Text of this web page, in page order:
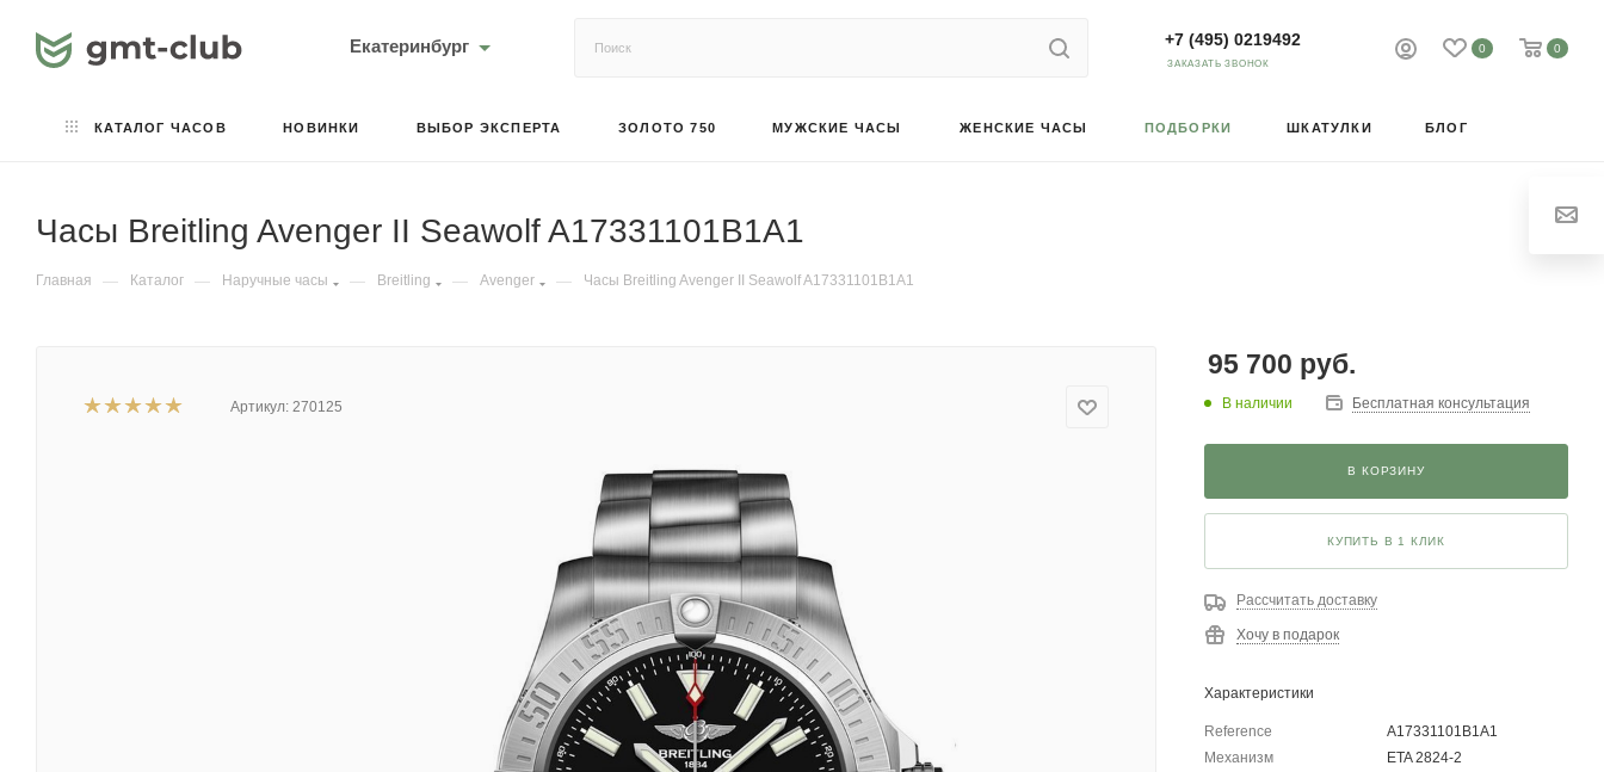
Екатеринбург 0 0
+7 (495) 0219492
ЗАКАЗАТЬ ЗВОНОК
КАТАЛОГ ЧАСОВ НОВИНКИ ВЫБОР ЭКСПЕРТА ЗОЛОТО 750 МУЖСКИЕ ЧАСЫ ЖЕНСКИЕ ЧАСЫ ПОДБОРКИ ШКАТУЛКИ БЛОГ
Часы Breitling Avenger II Seawolf A17331101B1A1
Главная — Каталог — Наручные часы — Breitling — Avenger — Часы Breitling Avenger II Seawolf A17331101B1A1
Артикул: 270125
95 700 руб.
В наличии Бесплатная консультация
В КОРЗИНУ
КУПИТЬ В 1 КЛИК
Рассчитать доставку
Хочу в подарок
Характеристики
Reference
A17331101B1A1
Механизм
ETA 2824-2